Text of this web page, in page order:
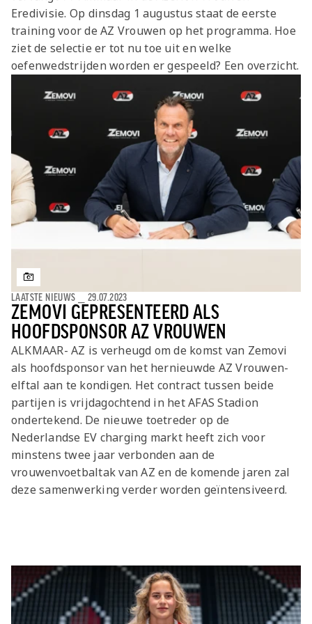
Jong AZ
Seizoenkaart
Eredivisie. Op dinsdag 1 augustus staat de eerste
training voor de AZ Vrouwen op het programma. Hoe
ziet de selectie er tot nu toe uit en welke
oefenwedstrijden worden er gespeeld? Een overzicht.
ZEMOVI GEPRESENTEERD ALS
HOOFDSPONSOR AZ VROUWEN
LAATSTE NIEUWS 29.07.2023
ALKMAAR- AZ is verheugd om de komst van Zemovi
als hoofdsponsor van het hernieuwde AZ Vrouwen-
elftal aan te kondigen. Het contract tussen beide
partijen is vrijdagochtend in het AFAS Stadion
ondertekend. De nieuwe toetreder op de
Nederlandse EV charging markt heeft zich voor
minstens twee jaar verbonden aan de
vrouwenvoetbaltak van AZ en de komende jaren zal
deze samenwerking verder worden geïntensiveerd.